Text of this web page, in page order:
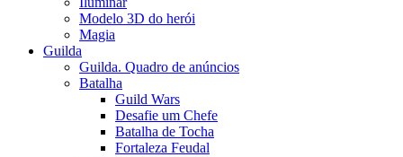
Modelo 3D do herói
Magia
Guilda
Guilda. Quadro de anúncios
Batalha
Guild Wars
Desafie um Chefe
Batalha de Tocha
Fortaleza Feudal